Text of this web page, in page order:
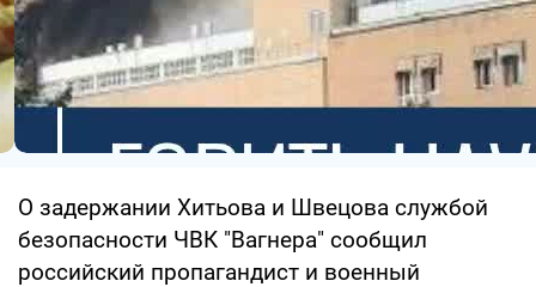
О задержании Хитьова и Швецова службой
безопасности ЧВК "Вагнера" сообщил
российский пропагандист и военный